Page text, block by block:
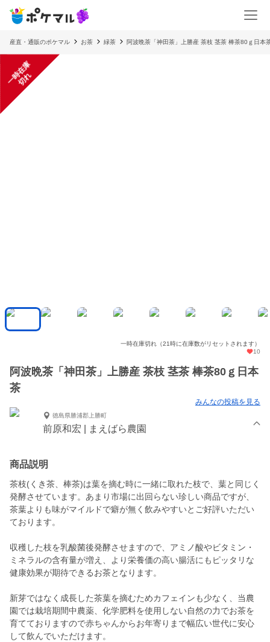
産直・通販のポケマル お茶 緑茶 阿波晩茶「神田茶」上勝産 茶枝 茎茶 棒茶80ｇ日本
一
時
在
庫
切
れ
一時在庫切れ（21時に在庫数がリセットされます）
10
阿波晩茶「神田茶」上勝産 茶枝 茎茶 棒茶80ｇ日本
茶
みんなの投稿を見る
徳島県勝浦郡上勝町
前原和宏 | まえばら農園
商品説明
茶枝(くき茶、棒茶)は葉を摘む時に一緒に取れた枝で、葉と同じく
発酵させています。あまり市場に出回らない珍しい商品ですが、
茶葉よりも味がマイルドで癖が無く飲みやすいとご好評いただい
ております。
収穫した枝を乳酸菌後発酵させますので、アミノ酸やビタミン・
ミネラルの含有量が増え、より栄養価の高い腸活にもピッタリな
健康効果が期待できるお茶となります。
新芽ではなく成長した茶葉を摘むためカフェインも少なく、当農
園では栽培期間中農薬、化学肥料を使用しない自然の力でお茶を
育てておりますので赤ちゃんからお年寄りまで幅広い世代に安心
して飲んでいただけます。